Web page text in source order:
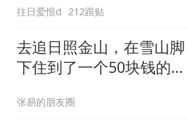
往日爱恨d 212跟贴
去追日照金山，在雪山脚
下住到了一个50块钱的酒
张易的朋友圈